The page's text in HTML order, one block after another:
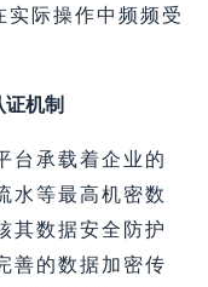
实际操作中频频受
机制
台承载着企业的
水等最高机密数
其数据安全防护
善的数据加密传